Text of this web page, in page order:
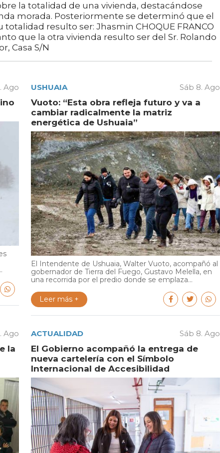
la totalidad de una vivienda, destacándose
morada. Posteriormente se determinó que el
resulto ser: Jhasmin CHOQUE FRANCO
que la otra vivienda resulto ser del Sr. Rolando
Casa S/N
Ago USHUAIA Sáb 8. Ago
Vuoto: “Esta obra refleja futuro y va a
cambiar radicalmente la matriz
energética de Ushuaia”
El Intendente de Ushuaia, Walter Vuoto, acompañó al
gobernador de Tierra del Fuego, Gustavo Melella, en
una recorrida por el predio donde se emplaza...
Leer más +
Ago
la
ACTUALIDAD Sáb 8. Ago
El Gobierno acompañó la entrega de
nueva cartelería con el Símbolo
Internacional de Accesibilidad